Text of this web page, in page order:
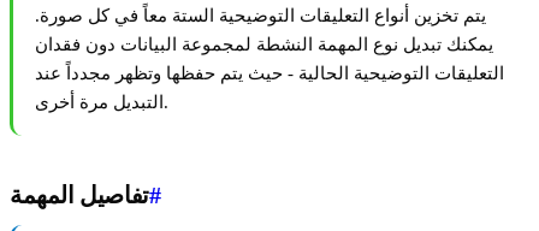
يتم تخزين أنواع التعليقات التوضيحية الستة معاً في كل صورة.
يمكنك تبديل نوع المهمة النشطة لمجموعة البيانات دون فقدان
التعليقات التوضيحية الحالية - حيث يتم حفظها وتظهر مجدداً عند
التبديل مرة أخرى.
تفاصيل المهمة#